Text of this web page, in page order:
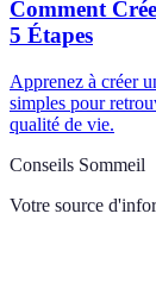
Comment
5 Étapes
Apprenez à créer
simples pour
qualité de vie.
Conseils Sommeil
Votre source